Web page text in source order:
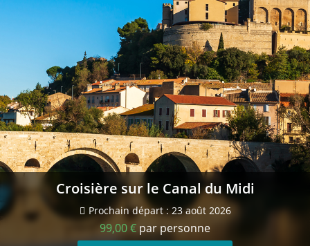
Croisière sur le Canal du Midi
Prochain départ : 23 août 2026
99,00€ par personne